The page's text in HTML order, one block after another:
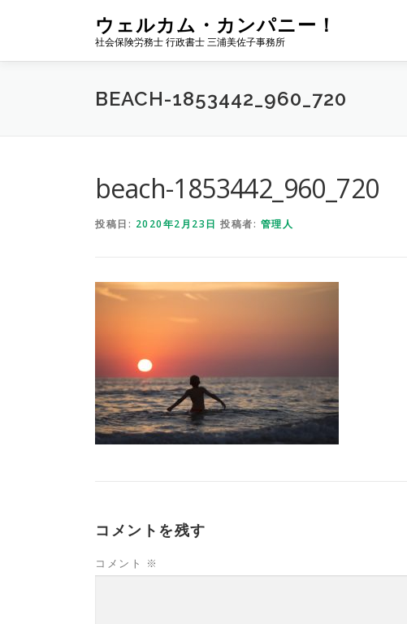
ン
ウェルカム・カンパニー！
社会保険労務士 行政書士 三浦美佐子事務所
BEACH-1853442_960_720
beach-1853442_960_720
投稿日: 2020年2月23日 投稿者: 管理人
コメントを残す
コメント ※